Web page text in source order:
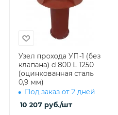
Узел прохода УП-1 (без
клапана) d 800 L-1250
(оцинкованная сталь
0,9 мм)
Под заказ от 2 дней
10 207руб./шт